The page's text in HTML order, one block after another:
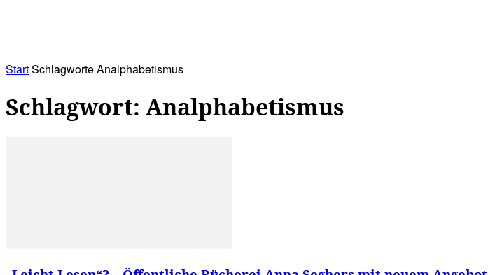
StartSchlagworteAnalphabetismus
Schlagwort: Analphabetismus